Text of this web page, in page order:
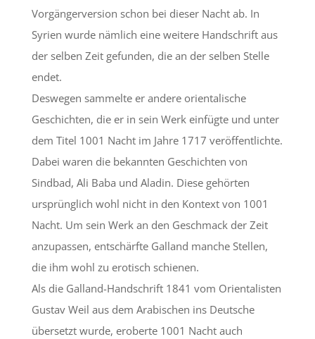
Vorgängerversion schon bei dieser Nacht ab. In
Syrien wurde nämlich eine weitere Handschrift aus
der selben Zeit gefunden, die an der selben Stelle
endet.
Deswegen sammelte er andere orientalische
Geschichten, die er in sein Werk einfügte und unter
dem Titel 1001 Nacht im Jahre 1717 veröffentlichte.
Dabei waren die bekannten Geschichten von
Sindbad, Ali Baba und Aladin. Diese gehörten
ursprünglich wohl nicht in den Kontext von 1001
Nacht. Um sein Werk an den Geschmack der Zeit
anzupassen, entschärfte Galland manche Stellen,
die ihm wohl zu erotisch schienen.
Als die Galland-Handschrift 1841 vom Orientalisten
Gustav Weil aus dem Arabischen ins Deutsche
übersetzt wurde, eroberte 1001 Nacht auch